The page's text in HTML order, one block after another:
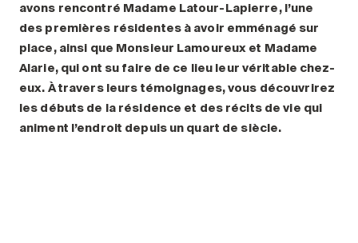
avons rencontré Madame Latour-Lapierre, l’une
des premières résidentes à avoir emménagé sur
place, ainsi que Monsieur Lamoureux et Madame
Alarie, qui ont su faire de ce lieu leur véritable chez-
eux. À travers leurs témoignages, vous découvrirez
les débuts de la résidence et des récits de vie qui
animent l’endroit depuis un quart de siècle.